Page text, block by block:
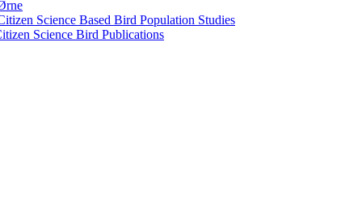
Science Based Bird Population Studies
Science Bird Publications